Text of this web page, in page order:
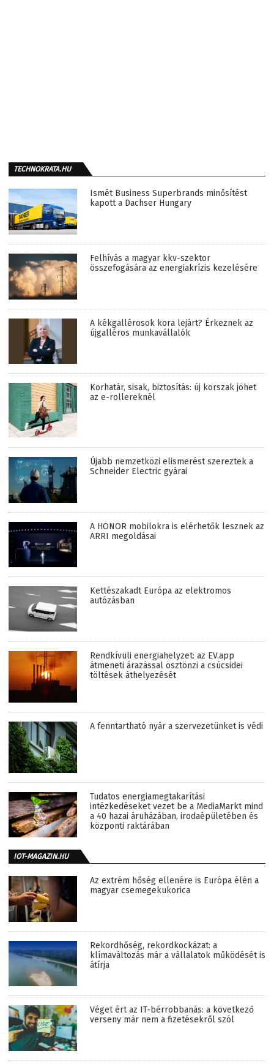
TECHNOKRATA.HU
Ismét Business Superbrands minősítést
kapott a Dachser Hungary
Felhívás a magyar kkv-szektor
összefogására az energiakrízis kezelésére
A kékgallérosok kora lejárt? Érkeznek az
újgalléros munkavállalók
Korhatár, sisak, biztosítás: új korszak jöhet
az e-rollereknél
Újabb nemzetközi elismerést szereztek a
Schneider Electric gyárai
A HONOR mobilokra is elérhetők lesznek az
ARRI megoldásai
Kettészakadt Európa az elektromos
autózásban
Rendkívüli energiahelyzet: az EV.app
átmeneti árazással ösztönzi a csúcsidei
töltések áthelyezését
A fenntartható nyár a szervezetünket is védi
Tudatos energiamegtakarítási
intézkedéseket vezet be a MediaMarkt mind
a 40 hazai áruházában, irodaépületében és
központi raktárában
IOT-MAGAZIN.HU
Az extrém hőség ellenére is Európa élén a
magyar csemegekukorica
Rekordhőség, rekordkockázat: a
klímaváltozás már a vállalatok működését is
átírja
Véget ért az IT-bérrobbanás: a következő
verseny már nem a fizetésekről szól